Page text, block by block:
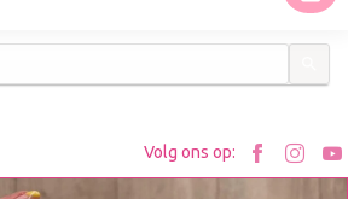
Volg ons op:
Bezoek